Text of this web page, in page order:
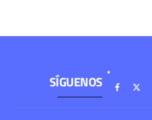
SÍGUENOS